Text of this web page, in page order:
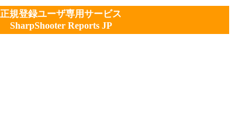
正規登録ユーザ専用サービス
SharpShooter Reports JP